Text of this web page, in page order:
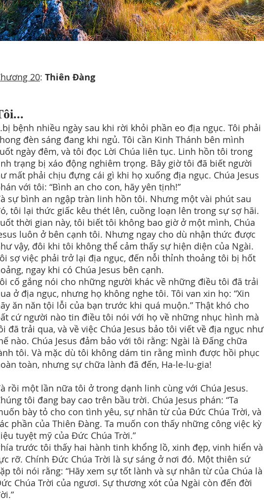
20: Thiên Đàng
bệnh nhiều ngày sau khi rời khỏi phần eo địa ngục. Tôi phải
đèn sáng đang khi ngủ. Tôi cần Kinh Thánh bên mình
ngày đêm, và tôi đọc Lời Chúa liên tục. Linh hồn tôi trong
trạng bị xáo động nghiêm trọng. Bây giờ tôi đã biết người
mất phải chịu đựng cái gì khi họ xuống địa ngục. Chúa Jesus
với tôi: “Bình an cho con, hãy yên tịnh!”
sự bình an ngập tràn linh hồn tôi. Nhưng một vài phút sau
tôi lại thức giấc kêu thét lên, cuồng loạn lên trong sự sợ hãi.
thời gian này, tôi biết tôi không bao giờ ở một mình, Chúa
luôn ở bên cạnh tôi. Nhưng ngay cho dù nhận thức được
vậy, đôi khi tôi không thể cảm thấy sự hiện diện của Ngài.
sợ việc phải trở lại địa ngục, đến nỗi thỉnh thoảng tôi bị hốt
ngay khi có Chúa Jesus bên cạnh.
cố gắng nói cho những người khác về những điều tôi đã trải
ở địa ngục, nhưng họ không nghe tôi. Tôi van xin họ: “Xin
ăn năn tội lỗi của bạn trước khi quá muộn.” Thật khó cho
cứ người nào tin điều tôi nói với họ về những nhục hình mà
đã trải qua, và về việc Chúa Jesus bảo tôi viết về địa ngục như
nào. Chúa Jesus đảm bảo với tôi rằng: Ngài là Đấng chữa
tôi. Và mặc dù tôi không dám tin rằng mình được hồi phục
toàn, nhưng sự chữa lành đã đến, Ha-le-lu-gia!
rồi một lần nữa tôi ở trong dạnh linh cùng với Chúa Jesus.
tôi đang bay cao trên bầu trời. Chúa Jesus phán: “Ta
bày tỏ cho con tình yêu, sự nhân từ của Đức Chúa Trời, và
phần của Thiên Đàng. Ta muốn con thấy những công việc kỳ
tuyệt mỹ của Đức Chúa Trời.”
trước tôi thấy hai hành tinh khổng lồ, xinh đẹp, vinh hiển và
rỡ. Chính Đức Chúa Trời là sự sáng ở nơi đó. Một thiên sứ
tôi nói rằng: “Hãy xem sự tốt lành và sự nhân từ của Chúa là
Chúa Trời của ngươi. Sự thương xót của Ngài còn đến đời